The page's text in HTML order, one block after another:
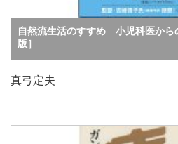
自然流生活のすすめ 小児科医から
版］
真弓定夫